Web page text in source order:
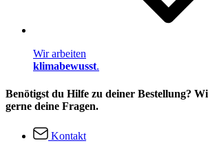
Wir arbeiten
klimabewusst.
Benötigst du Hilfe zu deiner Bestellung?
gerne deine Fragen.
Kontakt